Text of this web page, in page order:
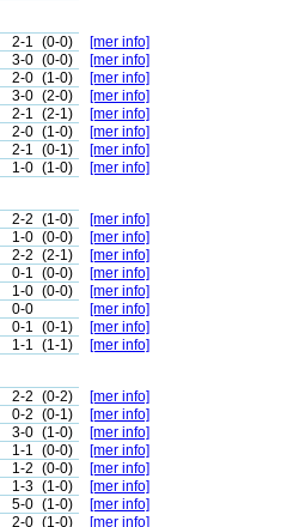
2-1 (0-0)
[mer info]
3-0 (0-0)
[mer info]
2-0 (1-0)
[mer info]
3-0 (2-0)
[mer info]
2-1 (2-1)
[mer info]
2-0 (1-0)
[mer info]
2-1 (0-1)
[mer info]
1-0 (1-0) [mer info]
2-2 (1-0)
[mer info]
1-0 (0-0)
[mer info]
2-2 (2-1)
[mer info]
0-1 (0-0)
[mer info]
1-0 (0-0)
[mer info]
0-0
[mer info]
0-1 (0-1)
[mer info]
1-1 (1-1) [mer info]
2-2 (0-2)
[mer info]
0-2 (0-1)
[mer info]
3-0 (1-0)
[mer info]
1-1 (0-0)
[mer info]
1-2 (0-0)
[mer info]
1-3 (1-0)
[mer info]
5-0 (1-0)
[mer info]
2-0 (1-0) [mer info]